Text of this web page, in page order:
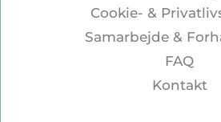
Cookie- &
Samarbejde &
FAQ
Kontakt